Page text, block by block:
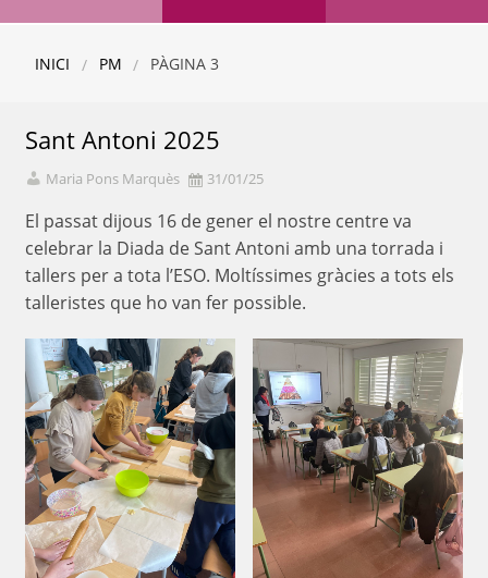
INICI PM PÀGINA 3
Sant Antoni 2025
Maria Pons Marquès 31/01/25
El passat dijous 16 de gener el nostre centre va
celebrar la Diada de Sant Antoni amb una torrada i
tallers per a tota l’ESO. Moltíssimes gràcies a tots els
talleristes que ho van fer possible.